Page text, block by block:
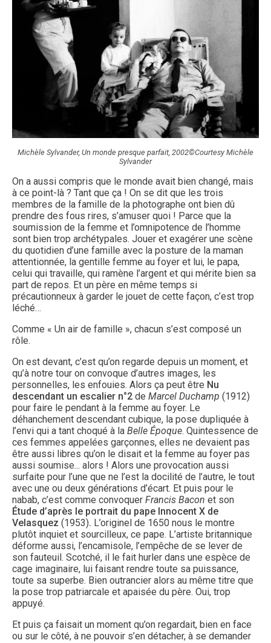
Michèle Sylvander, Un monde presque parfait, 2002©Courtesy Michèle
Sylvander
On a aussi compris que le monde avait bien changé, mais
à ce point-là ? Tant que ça ! On se dit que les trois
membres de la famille de la photographe ont bien dû
prendre des fous rires, s’amuser quoi ! Parce que la
soumission de la femme et l’omnipotence de l’homme
sont bien trop archétypales. Jouer et exagérer une scène
du quotidien d’une famille avec la posture de la maman
attentionnée, la gentille femme au foyer et lui, le papa,
celui qui travaille, qui ramène l’argent et qui mérite bien sa
part de repos. Et un père en même temps si
précautionneux à garder le jouet de cette façon, c’est trop
léché…
Comme « Un air de famille », chacun s’est composé un
rôle.
On est devant, c’est qu’on regarde depuis un moment, et
qu’à notre tour on convoque d’autres images, les
personnelles, les enfouies. Alors ça peut être Nu
descendant un escalier n°2 de Marcel Duchamp (1912)
pour faire le pendant à la femme au foyer. Le
déhanchement descendant cubique, la pose dupliquée à
l’envi qui a tant choqué à la Belle Époque. Quintessence de
ces femmes appelées garçonnes, elles ne devaient pas
être aussi libres qu’on le disait et la femme au foyer pas
aussi soumise... alors ! Alors une provocation aussi
surfaite pour l’une que ne l’est la docilité de l’autre, le tout
avec une ou deux générations d’écart. Et puis pour le
nabab, c’est comme convoquer Francis Bacon et son
Étude d’après le portrait du pape Innocent X de
Velasquez (1953). L’originel de 1650 nous le montre
plutôt inquiet et sourcilleux, ce pape. L’artiste britannique
déforme aussi, l’encamisole, l’empêche de se lever de
son fauteuil. Scotché, il le fait hurler dans une espèce de
cage imaginaire, lui faisant rendre toute sa puissance,
toute sa superbe. Bien outrancier alors au même titre que
la pose trop patriarcale et apaisée du père. Oui, trop
appuyé.
Et puis ça faisait un moment qu’on regardait, bien en face
ou sur le côté, à ne pouvoir s’en détacher, à se demander